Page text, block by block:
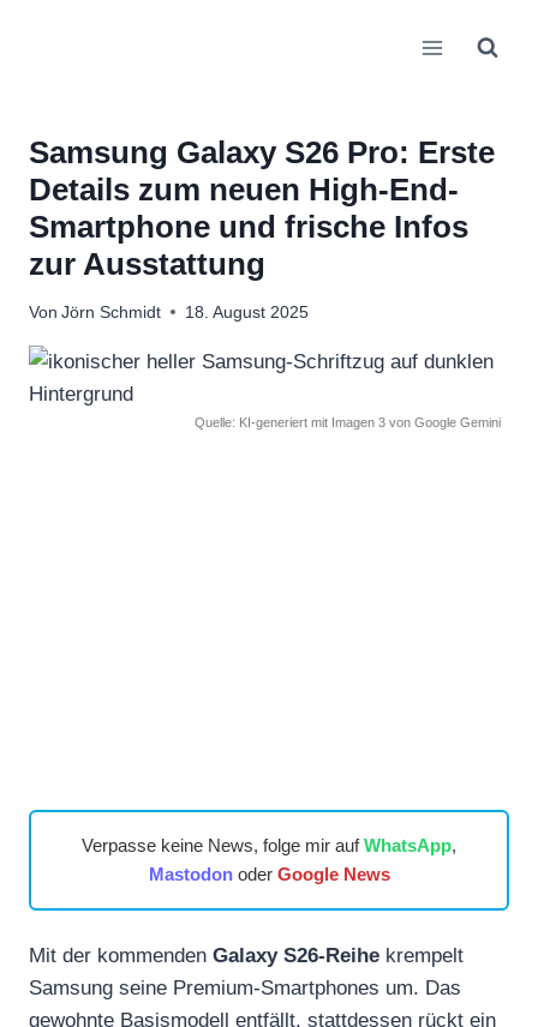
Samsung Galaxy S26 Pro: Erste
Details zum neuen High-End-
Smartphone und frische Infos
zur Ausstattung
Von Jörn Schmidt 18. August 2025
Quelle: KI-generiert mit Imagen 3 von Google Gemini
Verpasse keine News, folge mir aufWhatsApp,
Mastodonoder Google News
Mit der kommenden Galaxy S26-Reihe krempelt
Samsung seine Premium-Smartphones um. Das
gewohnte Basismodell entfällt, stattdessen rückt ein